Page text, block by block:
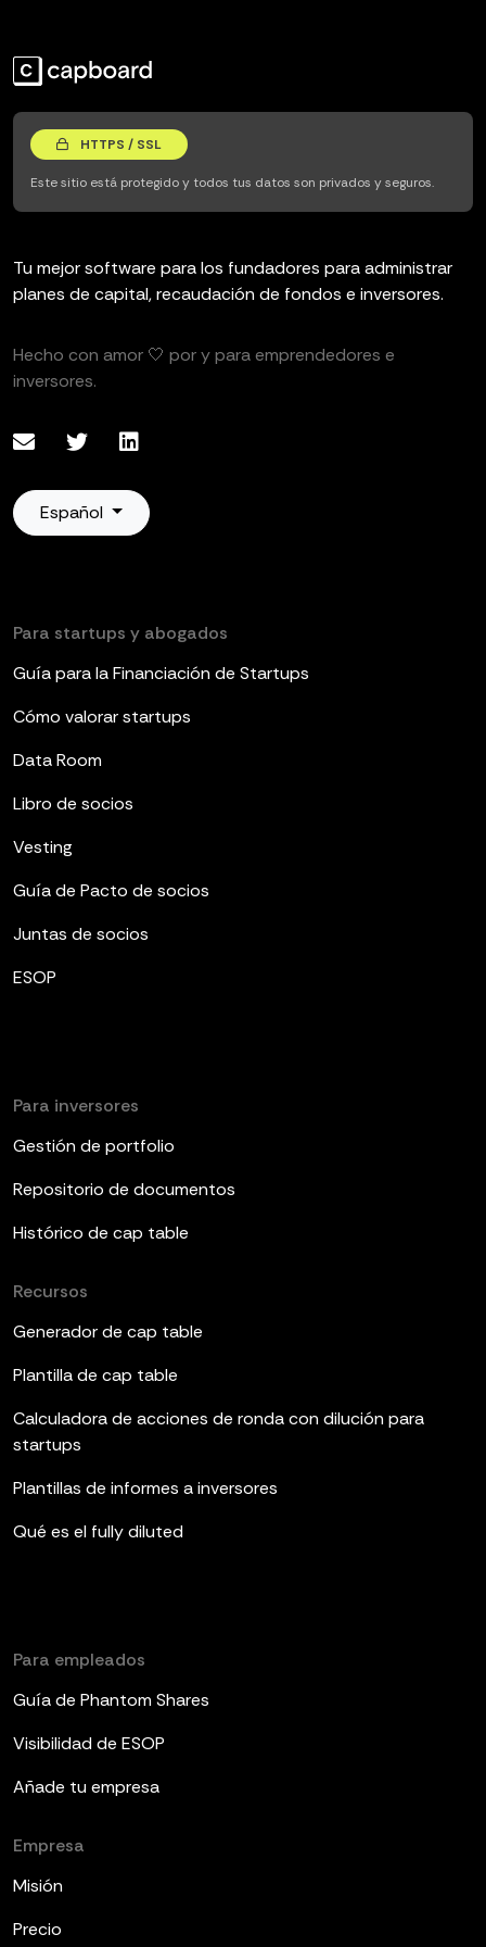
HTTPS / SSL
Este sitio está protegido y todos tus datos son privados y seguros.
Tu mejor software para los fundadores para administrar
planes de capital, recaudación de fondos e inversores.
Hecho con amor 🤍 por y para emprendedores e
inversores.
Español
Para startups y abogados
Guía para la Financiación de Startups
Cómo valorar startups
Data Room
Libro de socios
Vesting
Guía de Pacto de socios
Juntas de socios
ESOP
Para inversores
Gestión de portfolio
Repositorio de documentos
Histórico de cap table
Recursos
Generador de cap table
Plantilla de cap table
Calculadora de acciones de ronda con dilución para
startups
Plantillas de informes a inversores
Qué es el fully diluted
Para empleados
Guía de Phantom Shares
Visibilidad de ESOP
Añade tu empresa
Empresa
Misión
Precio